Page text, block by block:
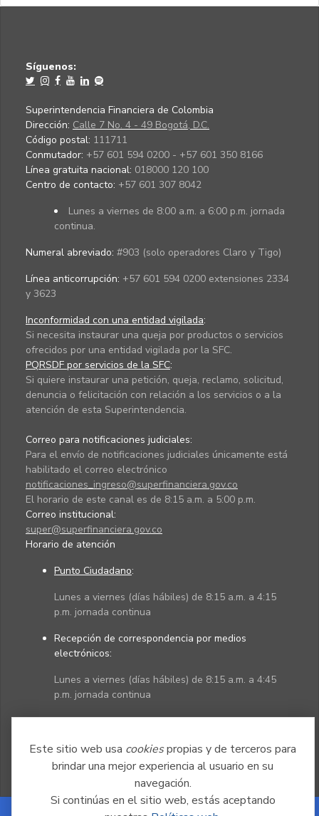
Este sitio web usa cookiespropias y de terceros para
brindar una mejor experiencia al usuario en su
navegación.
Si continúas en el sitio web, estás aceptando
Síguenos:
Superintendencia Financiera de Colombia
Dirección: Calle 7 No. 4 - 49 Bogotá, D.C.
Código postal: 111711
Conmutador: +57 601 594 0200 - +57 601 350 8166
Línea gratuita nacional: 018000 120 100
Centro de contacto: +57 601 307 8042
Lunes a viernes de 8:00 a.m. a 6:00 p.m. jornada
continua.
Numeral abreviado: #903 (solo operadores Claro y Tigo)
Línea anticorrupción: +57 601 594 0200 extensiones 2334
y 3623
Inconformidad con una entidad vigilada:
Si necesita instaurar una queja por productos o servicios
ofrecidos por una entidad vigilada por la SFC.
PQRSDF por servicios de la SFC:
Si quiere instaurar una petición, queja, reclamo, solicitud,
denuncia o felicitación con relación a los servicios o a la
atención de esta Superintendencia.
Correo para notificaciones judiciales:
Para el envío de notificaciones judiciales únicamente está
habilitado el correo electrónico
notificaciones_ingreso@superfinanciera.gov.co
El horario de este canal es de 8:15 a.m. a 5:00 p.m.
Correo institucional:
super@superfinanciera.gov.co
Horario de atención
Punto Ciudadano:
Lunes a viernes (días hábiles) de 8:15 a.m. a 4:15
p.m. jornada continua
Recepción de correspondencia por medios
electrónicos:
Lunes a viernes (días hábiles) de 8:15 a.m. a 4:45
p.m. jornada continua